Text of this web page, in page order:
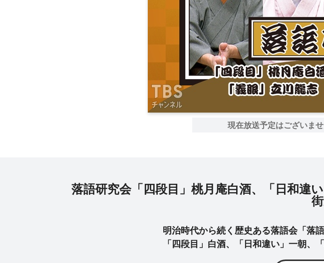
現在放送予定はございませ
落語研究会「四段目」桃月庵白酒、「日和違
明治時代から続く歴史ある落語会「落
「四段目」白酒、「日和違い」一朝、